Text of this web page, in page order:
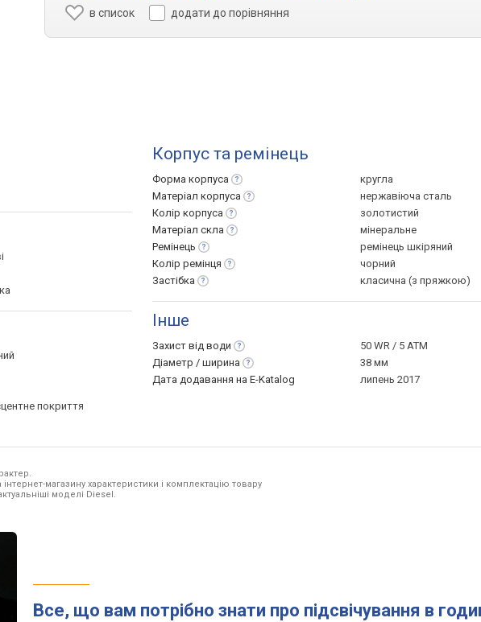
в список
додати до порівняння
покриття
Корпус та ремінець
Форма корпуса
кругла
Матеріал корпуса
нержавіюча сталь
Колір корпуса
золотистий
Матеріал скла
мінеральне
Ремінець
ремінець шкіряний
Колір ремінця
чорний
Застібка
класична (з пряжкою)
Інше
Захист від води
50 WR / 5 ATM
Діаметр / ширина
38 мм
Дата додавання на E-Katalog
липень 2017
магазину характеристики і комплектацію товару
моделі Diesel.
Все, що вам потрібно знати про підсвічування в